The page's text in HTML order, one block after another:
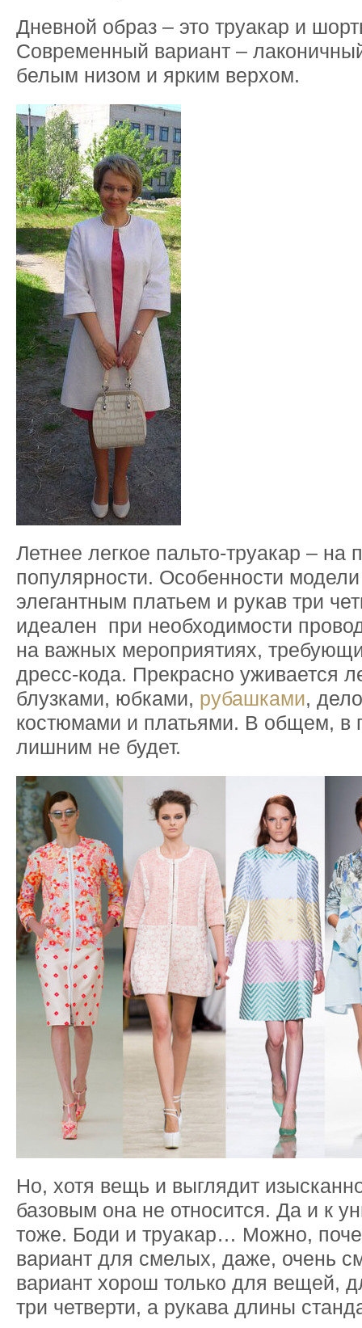
Дневной образ – это труакар и
Современный вариант –
белым низом и ярким верхом.
Летнее легкое пальто-труакар – на
популярности. Особенности
элегантным платьем и рукав три
идеален при необходимости
на важных мероприятиях,
дресс-кода. Прекрасно уживается
блузками, юбками, рубашками,
костюмами и платьями. В общем, в
лишним не будет.
Но, хотя вещь и выглядит
базовым она не относится. Да и к
тоже. Боди и труакар… Можно,
вариант для смелых, даже, очень
вариант хорош только для вещей,
три четверти, а рукава длины